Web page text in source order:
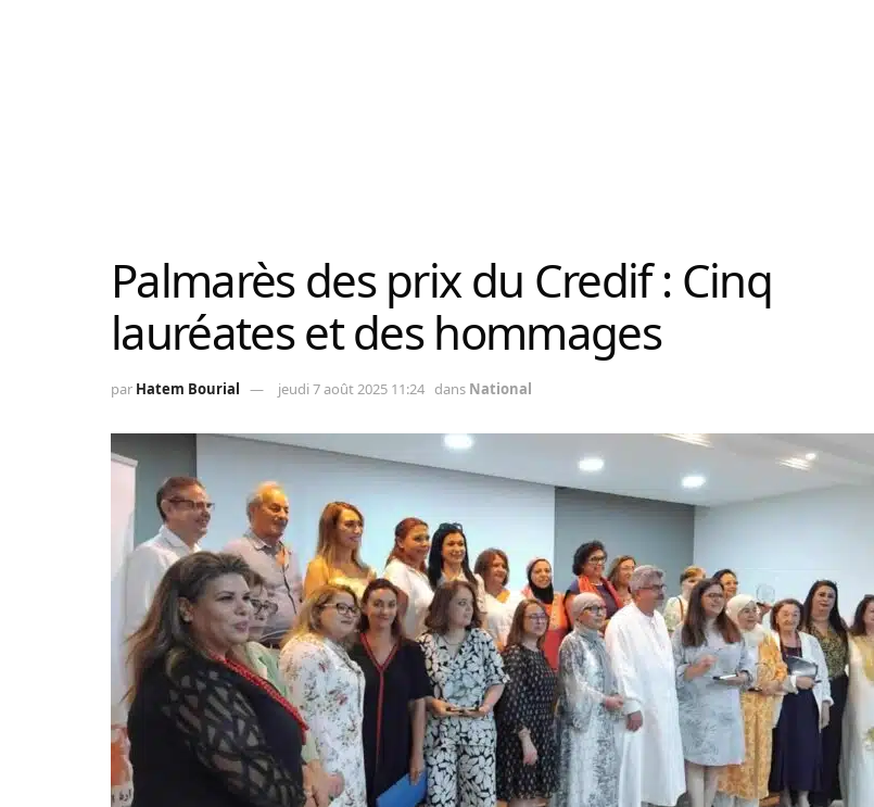
Palmarès des prix du Credif : Cinq
lauréates et des hommages
par Hatem Bourial jeudi 7 août 2025 11:24 dans National